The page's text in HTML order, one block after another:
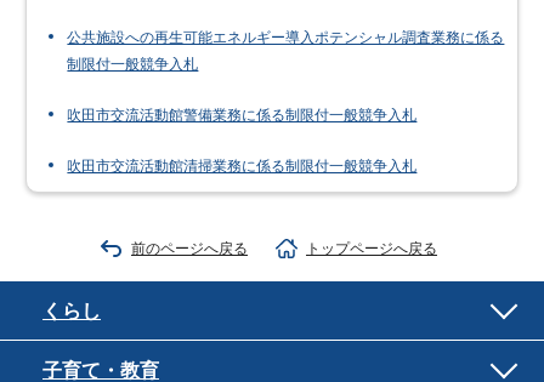
公共施設への再生可能エネルギー導入ポテンシャル調査業務に係る
制限付一般競争入札
吹田市交流活動館警備業務に係る制限付一般競争入札
吹田市交流活動館清掃業務に係る制限付一般競争入札
前のページへ戻る トップページへ戻る
くらし
子育て・教育